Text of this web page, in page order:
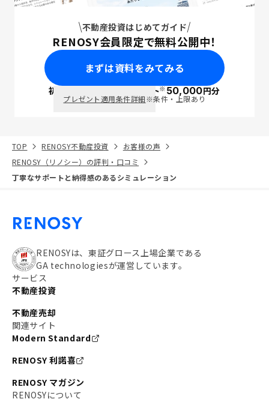
不動産投資はじめてガイド
RENOSY会員限定で無料公開中！
まずは資料をみてみる
初回面談で ポイント※50,000円分
プレゼント適用条件詳細※条件・上限あり
TOP RENOSY不動産投資
お客様の声
RENOSY（リノシー）の評判・口コミ
丁寧なサポートと納得感のあるシミュレーション
RENOSYは、東証グロース上場企業である
GA technologiesが運営しています。
サービス
不動産投資
不動産売却
関連サイト
Modern Standard
RENOSY 利諾喜
RENOSY マガジン
RENOSYについて